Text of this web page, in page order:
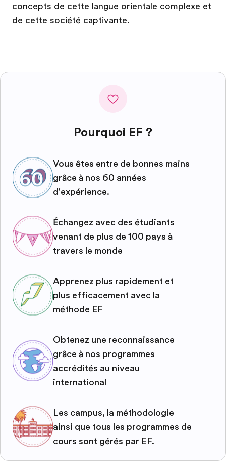
concepts de cette langue orientale complexe et
de cette société captivante.
Pourquoi EF ?
Vous êtes entre de bonnes mains
grâce à nos 60 années
d'expérience.
Échangez avec des étudiants
venant de plus de 100 pays à
travers le monde
Apprenez plus rapidement et
plus efficacement avec la
méthode EF
Obtenez une reconnaissance
grâce à nos programmes
accrédités au niveau
international
Les campus, la méthodologie
ainsi que tous les programmes de
cours sont gérés par EF.